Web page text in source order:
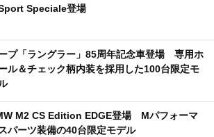
Speciale登場
プ「ラングラー」85周年記念車登場 専用ホ
ル＆チェック柄内装を採用した100台限定モ
M2 CS Edition EDGE登場 Mパフォーマ
パーツ装備の40台限定モデル